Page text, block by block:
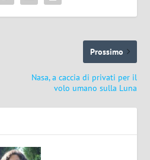
Prossimo
Nasa, a caccia di privati per il
volo umano sulla Luna